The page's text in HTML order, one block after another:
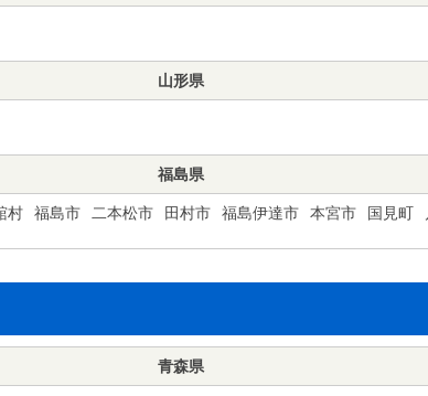
山形県
福島県
村 福島市 二本松市 田村市 福島伊達市 本宮市 国見町
青森県